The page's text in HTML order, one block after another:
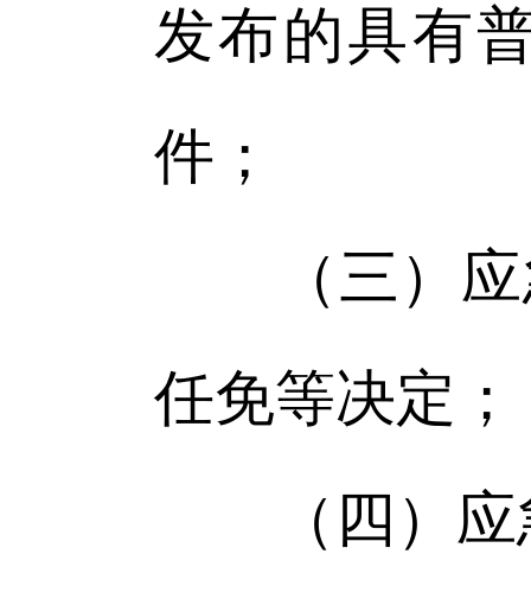
发布的具有
件；
（三）应
任免等决定；
（四）应